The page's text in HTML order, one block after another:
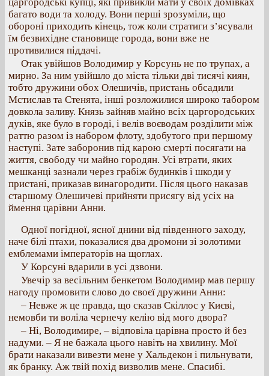
багато води та холоду. Вони перші зрозуміли, що
обороні приходить кінець, тож коли стратиги з’ясували
їм безвихідне становище города, вони вже не
противилися піддачі.
Отак увійшов Володимир у Корсунь не по трупах, а
мирно. За ним увійшло до міста тільки дві тисячі киян,
тобто дружини обох Олешичів, пристань обсадили
Мстислав та Стенята, інші розложилися широко табором
довкола заливу. Князь зайняв майно всіх царгородських
дуків, яке було в городі, і велів воєводам розділити між
раттю разом із набором флоту, здобутого при першому
наступі. Зате заборонив під карою смерті посягати на
життя, свободу чи майно городян. Усі втрати, яких
мешканці зазнали через грабіж будинків і шкоди у
пристані, приказав винагородити. Після цього наказав
старшому Олешичеві прийняти присягу від усіх на
ймення царівни Анни.
Одної погідної, ясної днини від південного заходу,
наче білі птахи, показалися два дромони зі золотими
емблемами імператорів на щоглах.
У Корсуні вдарили в усі дзвони.
Увечір за весільним бенкетом Володимир мав першу
нагоду промовити слово до своєї дружини Анни:
– Невже ж це правда, що сказав Скіллос у Києві,
немовби ти воліла чернечу келію від мого двора?
– Ні, Володимире, – відповіла царівна просто й без
надуми. – Я не бажала цього навіть на хвилину. Мої
брати наказали вивезти мене у Хальдекон і пильнувати,
як бранку. Аж твій похід визволив мене. Спасибі.